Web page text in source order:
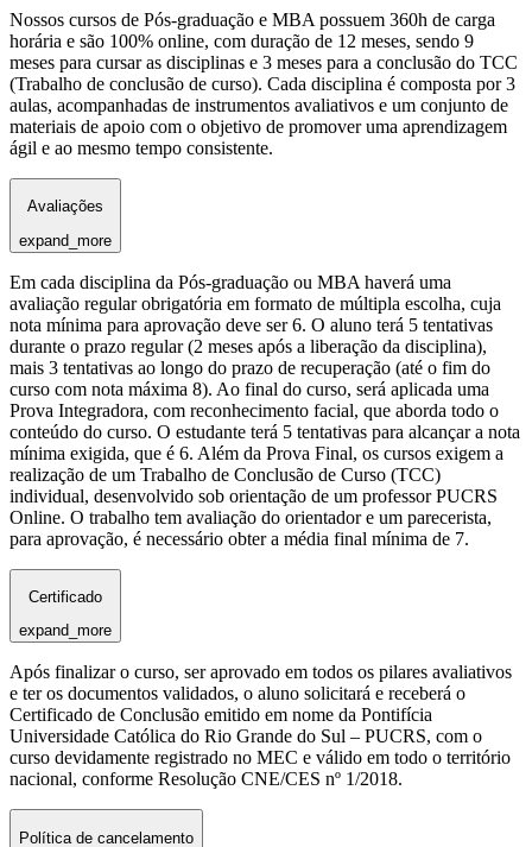
Nossos cursos de Pós-graduação e MBA possuem 360h de carga
horária e são 100% online, com duração de 12 meses, sendo 9
meses para cursar as disciplinas e 3 meses para a conclusão do TCC
(Trabalho de conclusão de curso). Cada disciplina é composta por 3
aulas, acompanhadas de instrumentos avaliativos e um conjunto de
materiais de apoio com o objetivo de promover uma aprendizagem
ágil e ao mesmo tempo consistente.
Avaliações
expand_more
Em cada disciplina da Pós-graduação ou MBA haverá uma
avaliação regular obrigatória em formato de múltipla escolha, cuja
nota mínima para aprovação deve ser 6. O aluno terá 5 tentativas
durante o prazo regular (2 meses após a liberação da disciplina),
mais 3 tentativas ao longo do prazo de recuperação (até o fim do
curso com nota máxima 8). Ao final do curso, será aplicada uma
Prova Integradora, com reconhecimento facial, que aborda todo o
conteúdo do curso. O estudante terá 5 tentativas para alcançar a nota
mínima exigida, que é 6. Além da Prova Final, os cursos exigem a
realização de um Trabalho de Conclusão de Curso (TCC)
individual, desenvolvido sob orientação de um professor PUCRS
Online. O trabalho tem avaliação do orientador e um parecerista,
para aprovação, é necessário obter a média final mínima de 7.
Certificado
expand_more
Após finalizar o curso, ser aprovado em todos os pilares avaliativos
e ter os documentos validados, o aluno solicitará e receberá o
Certificado de Conclusão emitido em nome da Pontifícia
Universidade Católica do Rio Grande do Sul – PUCRS, com o
curso devidamente registrado no MEC e válido em todo o território
nacional, conforme Resolução CNE/CES nº 1/2018.
Política de cancelamento